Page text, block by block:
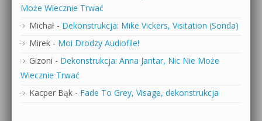
Może Wiecznie Trwać
Michał - Dekonstrukcja: Mike Vickers, Visitation (Sonda)
Mirek - Moi Drodzy Audiofile!
Gizoni - Dekonstrukcja: Anna Jantar, Nic Nie Może
Wiecznie Trwać
Kacper Bąk - Fade To Grey, Visage, dekonstrukcja